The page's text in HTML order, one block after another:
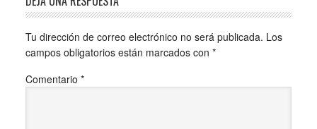
Tu dirección de correo electrónico no será publicada. Los
campos obligatorios están marcados con *
Comentario *